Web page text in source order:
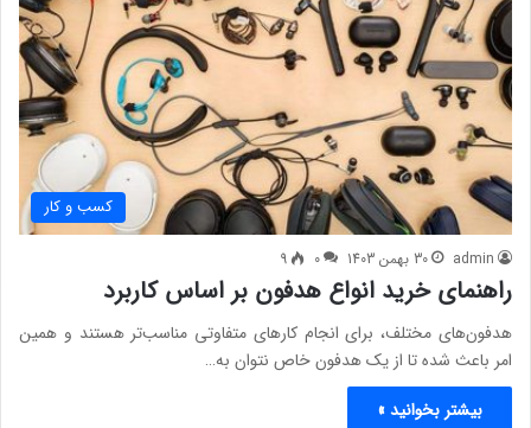
کسب و کار
admin 30 بهمن 1403 0
9
راهنمای خرید انواع هدفون بر اساس کاربرد
هدفون‌های مختلف، برای انجام کارهای متفاوتی مناسب‌تر هستند و همین
امر باعث شده تا از یک هدفون خاص نتوان به…
بیشتر بخوانید »